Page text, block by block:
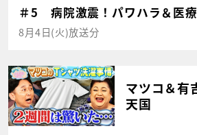
＃5 病院激震！パワハラ＆医
8月4日(火)放送分
マツコ＆有
天国